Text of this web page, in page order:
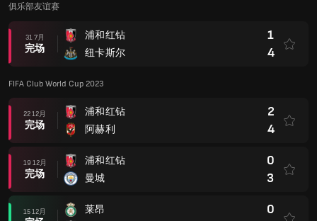
俱乐部友谊赛
31 7月
完场
浦和红钻
纽卡斯尔
1
4
FIFA Club World Cup 2023
22 12月
完场
浦和红钻
阿赫利
2
4
19 12月
完场
浦和红钻
曼城
0
3
15 12月
莱昂
0